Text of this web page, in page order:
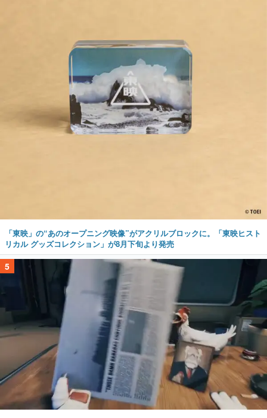
「東映」の“あのオープニング映像”がアクリルブロックに。「東映ヒスト
リカル グッズコレクション」が8月下旬より発売
5